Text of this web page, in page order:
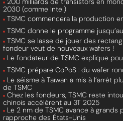
2030 (comme Intel)
TSMC commencera la production
TSMC donne le programme
TSMC se lasse de jouer des
fondeur veut de nouveaux wafers !
Le fondateur de TSMC explique
TSMC prépare CoPoS : du wafer
Le séisme à Taïwan a mis à l’arrêt
de TSMC
Chez les fondeurs, TSMC reste
chinois accélèrent au 3T 2025
Le 2 nm de TSMC avance à
rapproche des États-Unis